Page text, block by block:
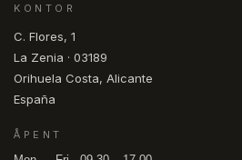
KONTOR
C. Flores, 1
La Zenia · 03189
Orihuela Costa, Alicante
España
ÅPENT